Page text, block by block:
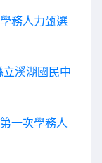
務人力甄選
立溪湖國民中
一次學務人